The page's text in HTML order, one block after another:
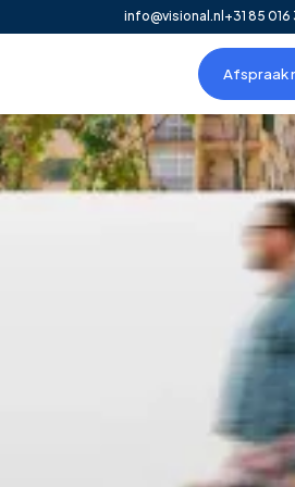
info@visional.nl +31 85
Afspraak